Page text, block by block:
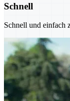
Schnell
Schnell und einfach